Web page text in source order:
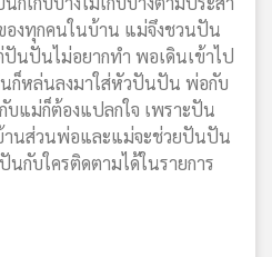
องทุกคนในบ้าน แม่จึงชวนปัน
นปันไม่อยากทำ พอเดินเข้าไป
นก็หล่นลงมาใส่หัวปันปัน พ่อกับ
บแม่ก็ต้องแปลกใจ เพราะปัน
นส่วนพ่อและแม่จะช่วยปันปัน
กับใครติดตามได้ในรายการ